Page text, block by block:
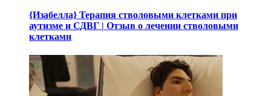
{Изабелла} Терапия стволовыми клетками при
аутизме и СДВГ | Отзыв о лечении стволовыми
клетками